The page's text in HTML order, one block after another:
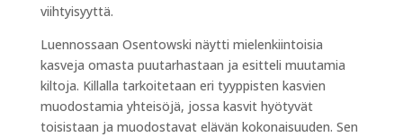
viihtyisyyttä.
Luennossaan Osentowski näytti mielenkiintoisia
kasveja omasta puutarhastaan ja esitteli muutamia
kiltoja. Killalla tarkoitetaan eri tyyppisten kasvien
muodostamia yhteisöjä, jossa kasvit hyötyvät
toisistaan ja muodostavat elävän kokonaisuuden. Sen